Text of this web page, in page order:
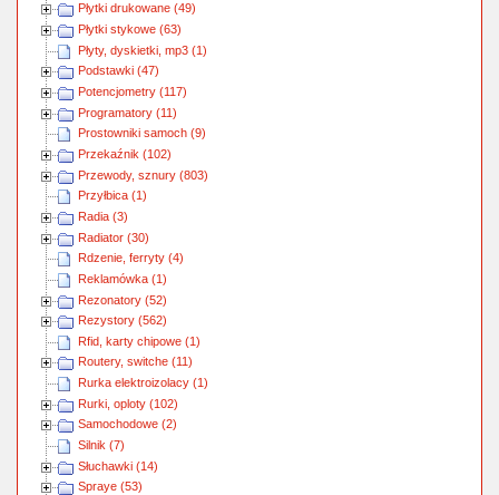
Płytki drukowane (49)
Płytki stykowe (63)
Płyty, dyskietki, mp3 (1)
Podstawki (47)
Potencjometry (117)
Programatory (11)
Prostowniki samoch (9)
Przekaźnik (102)
Przewody, sznury (803)
Przyłbica (1)
Radia (3)
Radiator (30)
Rdzenie, ferryty (4)
Reklamówka (1)
Rezonatory (52)
Rezystory (562)
Rfid, karty chipowe (1)
Routery, switche (11)
Rurka elektroizolacy (1)
Rurki, oploty (102)
Samochodowe (2)
Silnik (7)
Słuchawki (14)
Spraye (53)